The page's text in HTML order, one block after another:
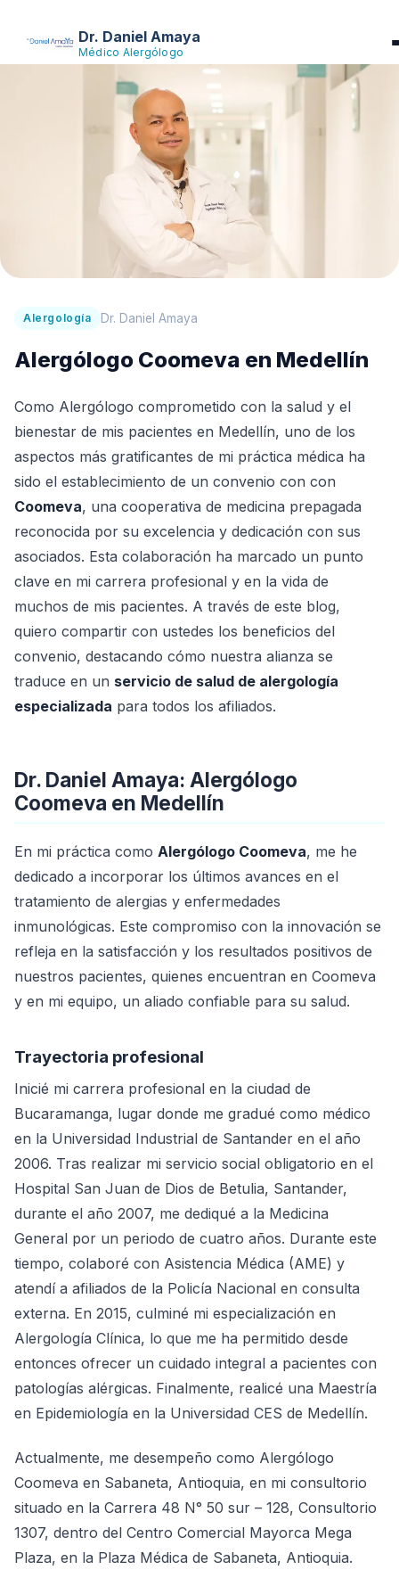
Dr. Daniel Amaya
Médico Alergólogo
Alergología Dr. Daniel Amaya
Alergólogo Coomeva en Medellín
Como Alergólogo comprometido con la salud y el
bienestar de mis pacientes en Medellín, uno de los
aspectos más gratificantes de mi práctica médica ha
sido el establecimiento de un convenio con con
Coomeva, una cooperativa de medicina prepagada
reconocida por su excelencia y dedicación con sus
asociados. Esta colaboración ha marcado un punto
clave en mi carrera profesional y en la vida de
muchos de mis pacientes. A través de este blog,
quiero compartir con ustedes los beneficios del
convenio, destacando cómo nuestra alianza se
traduce en un servicio de salud de alergología
especializada para todos los afiliados.
Dr. Daniel Amaya: Alergólogo
Coomeva en Medellín
En mi práctica como Alergólogo Coomeva, me he
dedicado a incorporar los últimos avances en el
tratamiento de alergias y enfermedades
inmunológicas. Este compromiso con la innovación se
refleja en la satisfacción y los resultados positivos de
nuestros pacientes, quienes encuentran en Coomeva
y en mi equipo, un aliado confiable para su salud.
Trayectoria profesional
Inicié mi carrera profesional en la ciudad de
Bucaramanga, lugar donde me gradué como médico
en la Universidad Industrial de Santander en el año
2006. Tras realizar mi servicio social obligatorio en el
Hospital San Juan de Dios de Betulia, Santander,
durante el año 2007, me dediqué a la Medicina
General por un periodo de cuatro años. Durante este
tiempo, colaboré con Asistencia Médica (AME) y
atendí a afiliados de la Policía Nacional en consulta
externa. En 2015, culminé mi especialización en
Alergología Clínica, lo que me ha permitido desde
entonces ofrecer un cuidado integral a pacientes con
patologías alérgicas. Finalmente, realicé una Maestría
en Epidemiología en la Universidad CES de Medellín.
Actualmente, me desempeño como Alergólogo
Coomeva en Sabaneta, Antioquia, en mi consultorio
situado en la Carrera 48 N° 50 sur – 128, Consultorio
1307, dentro del Centro Comercial Mayorca Mega
Plaza, en la Plaza Médica de Sabaneta, Antioquia.